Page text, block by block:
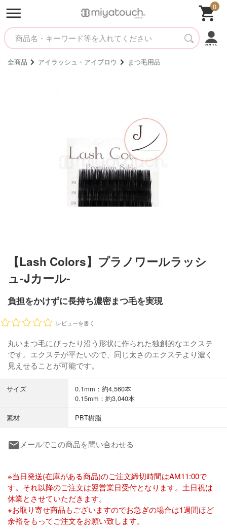
0
全商品 アイラッシュ・アイブロウ まつ毛用品
【Lash Colors】プラノワールラッシ
ュ-Jカール-
負担をかけずに長持ち濃密まつ毛を実現
レビューを書く
丸いまつ毛にぴったり沿う形状に作られた独創的なエクステ
です。エクステが平たいので、同じ太さのエクステより濃く
見えせることが可能です。
サイズ
0.1mm：約4,560本
0.15mm：約3,040本
素材
PBT樹脂
local_post_officeメールでこの商品を問い合わせる
※当日発送(在庫がある商品)のご注文締切時間はAM11:00で
す。それ以降のご注文は翌営業日受付となります。土日祝は
休業とさせていただきます。
※お取り寄せ商品もございますのでお急ぎの場合は1週間ほど
余裕をもってご注文をお願い致します。